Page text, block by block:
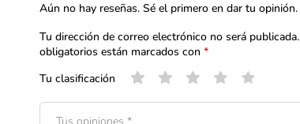
Aún no hay reseñas. Sé el primero en dar tu opinión.
Tu dirección de correo electrónico no será publicada.
obligatorios están marcados con *
Tu clasificación